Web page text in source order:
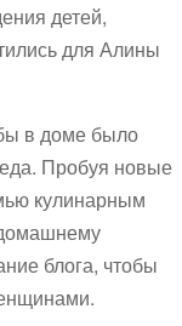
детей,
для Алины
в доме было
Пробуя новые
кулинарным
блога, чтобы